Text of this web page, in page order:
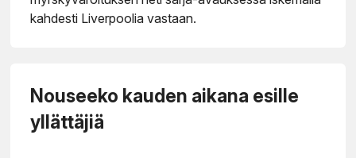
kahdesti Liverpoolia vastaan.
Nouseeko kauden aikana esille
yllättäjiä